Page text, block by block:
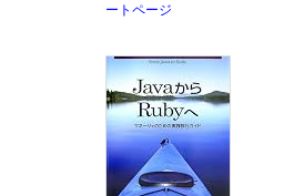
ートページ